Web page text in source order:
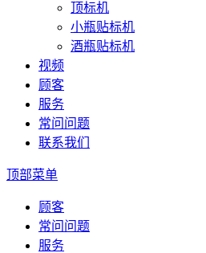
顶标机
小瓶贴标机
酒瓶贴标机
视频
顾客
服务
常问问题
联系我们
顶部菜单
顾客
常问问题
服务